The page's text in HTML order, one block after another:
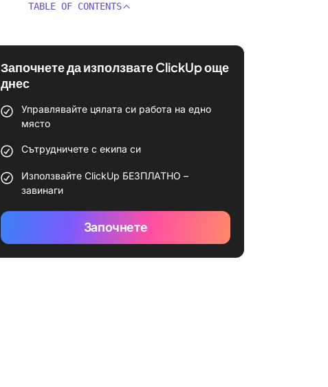
TABLE OF CONTENTS
Започнете да използвате ClickUp още
днес
Управлявайте цялата си работа на едно
място
Сътрудничете с екипа си
Използвайте ClickUp БЕЗПЛАТНО –
завинаги
Започнете